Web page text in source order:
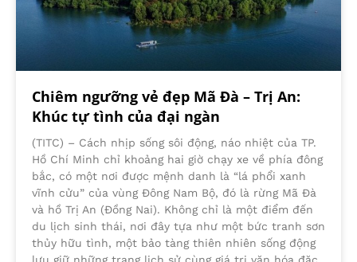
Chiêm ngưỡng vẻ đẹp Mã Đà – Trị An:
Khúc tự tình của đại ngàn
(TITC) – Cách nhịp sống sôi động, náo nhiệt của TP.
Hồ Chí Minh chỉ khoảng hai giờ chạy xe về phía đông
bắc, có một nơi được mệnh danh là “lá phổi xanh
vĩnh cửu” của vùng Đông Nam Bộ, đó là rừng Mã Đà
và hồ Trị An (Đồng Nai). Không chỉ là một điểm đến
du lịch sinh thái, nơi đây tựa như một bức tranh sơn
thủy hữu tình, một bảo tàng thiên nhiên sống động
lưu giữ những trang lịch sử cùng giá trị văn hóa đặc